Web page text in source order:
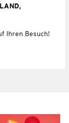
Ihren Besuch!